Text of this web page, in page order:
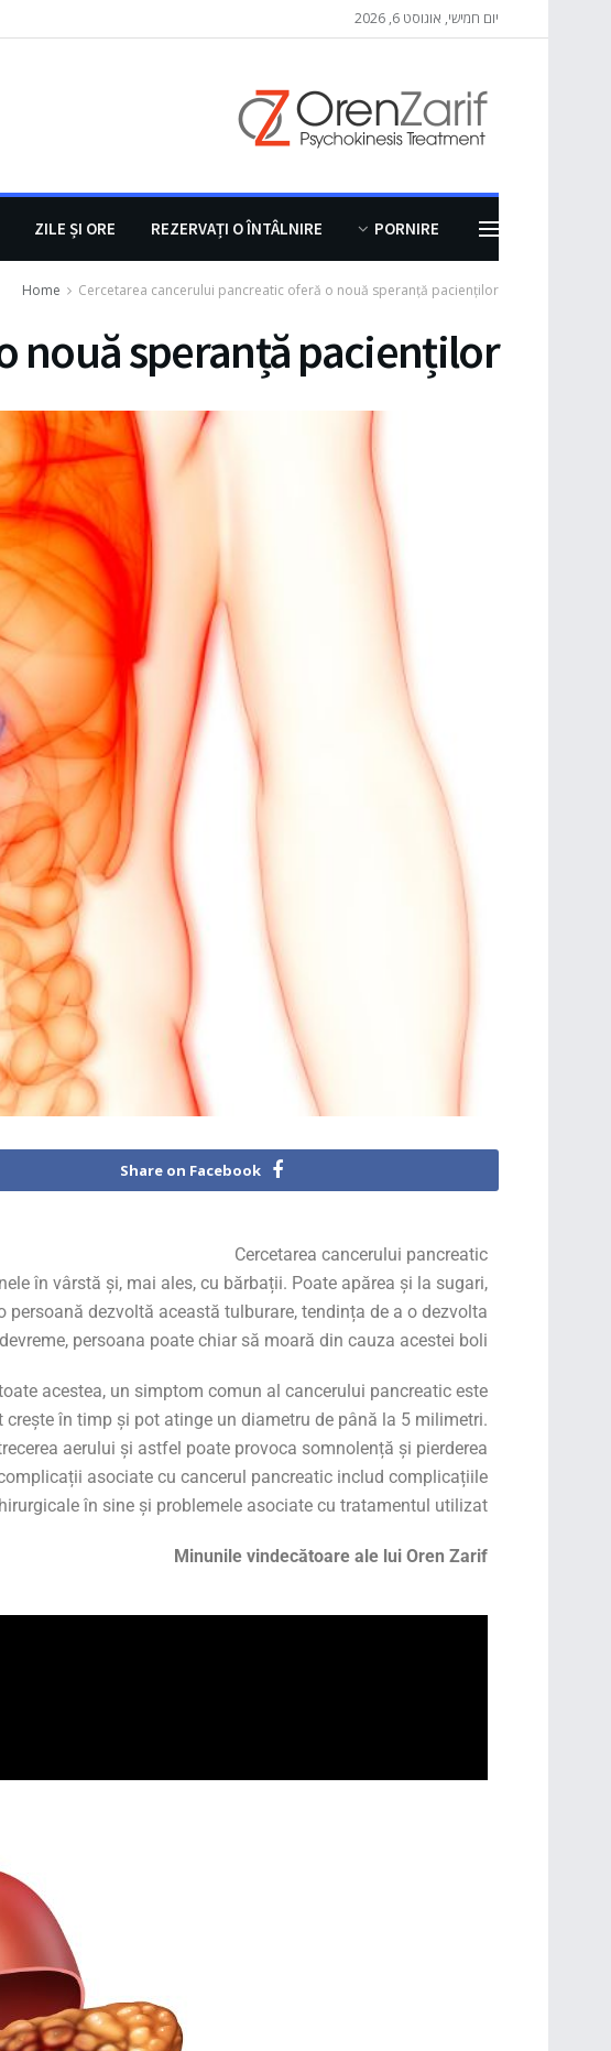
יום חמישי, אוגוסט 6, 2026
PORNIRE
REZERVAȚI O ÎNTÂLNIRE
ZILE ȘI ORE
Home Cercetarea cancerului pancreatic oferă o nouă speranță pacienților
nouă speranță pacienților
Share on Facebook
Cercetarea cancerului pancreatic
în vârstă și, mai ales, cu bărbații. Poate apărea și la sugari,
dezvoltă această tulburare, tendința de a o dezvolta
persoana poate chiar să moară din cauza acestei boli.
acestea, un simptom comun al cancerului pancreatic este
în timp și pot atinge un diametru de până la 5 milimetri.
aerului și astfel poate provoca somnolență și pierderea
asociate cu cancerul pancreatic includ complicațiile
în sine și problemele asociate cu tratamentul utilizat.
Minunile vindecătoare ale lui Oren Zarif